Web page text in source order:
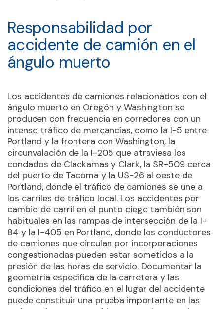
Responsabilidad por
accidente de camión en el
ángulo muerto
Los accidentes de camiones relacionados con el
ángulo muerto en Oregón y Washington se
producen con frecuencia en corredores con un
intenso tráfico de mercancías, como la I-5 entre
Portland y la frontera con Washington, la
circunvalación de la I-205 que atraviesa los
condados de Clackamas y Clark, la SR-509 cerca
del puerto de Tacoma y la US-26 al oeste de
Portland, donde el tráfico de camiones se une a
los carriles de tráfico local. Los accidentes por
cambio de carril en el punto ciego también son
habituales en las rampas de intersección de la I-
84 y la I-405 en Portland, donde los conductores
de camiones que circulan por incorporaciones
congestionadas pueden estar sometidos a la
presión de las horas de servicio. Documentar la
geometría específica de la carretera y las
condiciones del tráfico en el lugar del accidente
puede constituir una prueba importante en las